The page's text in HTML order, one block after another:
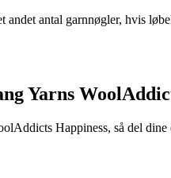
andet antal garnnøgler, hvis
Yarns
Happiness, så del